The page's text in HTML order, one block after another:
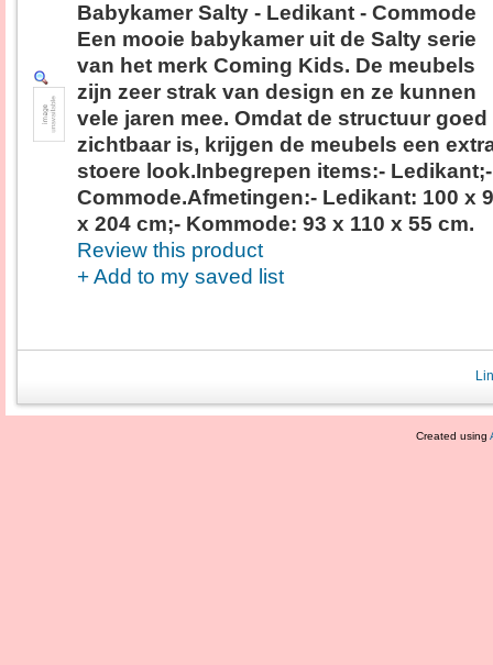
Babykamer Salty - Ledikant - Commode
Een mooie babykamer uit de Salty serie
van het merk Coming Kids. De meubels
zijn zeer strak van design en ze kunnen
vele jaren mee. Omdat de structuur goed
zichtbaar is, krijgen de meubels een
stoere look.Inbegrepen items:- Ledikant;-
Commode.Afmetingen:- Ledikant: 100 x
x 204 cm;- Kommode: 93 x 110 x 55 cm.
Review this product
+ Add to my saved list
Created using